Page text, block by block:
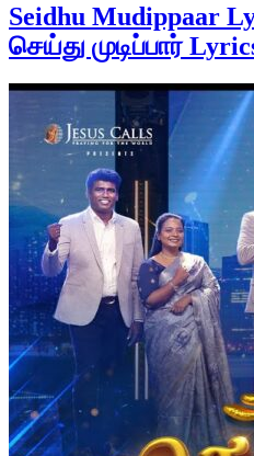
Seidhu Mudippaar
செய்து முடிப்பார்